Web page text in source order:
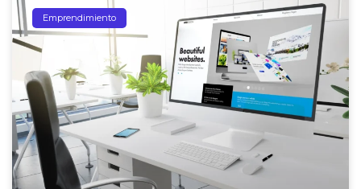
Emprendimiento